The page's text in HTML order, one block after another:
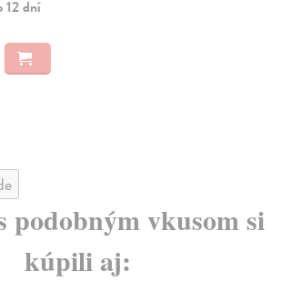
12 dní
podobným vkusom si
kúpili aj: